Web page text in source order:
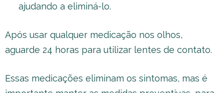
ajudando a eliminá-lo.
Após usar qualquer medicação nos olhos,
aguarde 24 horas para utilizar lentes de contato.
Essas medicações eliminam os sintomas, mas é